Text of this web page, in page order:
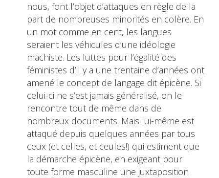
nous, font l’objet d’attaques en règle de la
part de nombreuses minorités en colère. En
un mot comme en cent, les langues
seraient les véhicules d’une idéologie
machiste. Les luttes pour l’égalité des
féministes d’il y a une trentaine d’années ont
amené le concept de langage dit épicène. Si
celui-ci ne s’est jamais généralisé, on le
rencontre tout de même dans de
nombreux documents. Mais lui-même est
attaqué depuis quelques années par tous
ceux (et celles, et ceules!) qui estiment que
la démarche épicène, en exigeant pour
toute forme masculine une juxtaposition